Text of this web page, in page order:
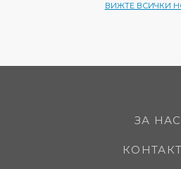
ВИЖТЕ ВСИЧКИ
ЗА НАС